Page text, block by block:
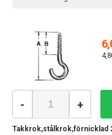
Takkrok,stålkrok,förnicklad
- +